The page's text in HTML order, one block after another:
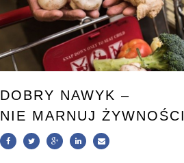
DOBRY NAWYK –
NIE MARNUJ ŻYWNOŚCI